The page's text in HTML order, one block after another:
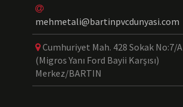
mehmetali@bartinpvcdunyasi.com
Cumhuriyet Mah. 428 Sokak No:7/A
(Migros Yanı Ford Bayii Karşısı)
Merkez/BARTIN